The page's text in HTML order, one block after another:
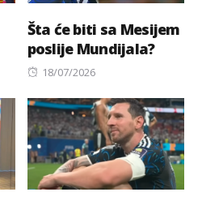
Šta će biti sa Mesijem
poslije Mundijala?
Posted
18/07/2026